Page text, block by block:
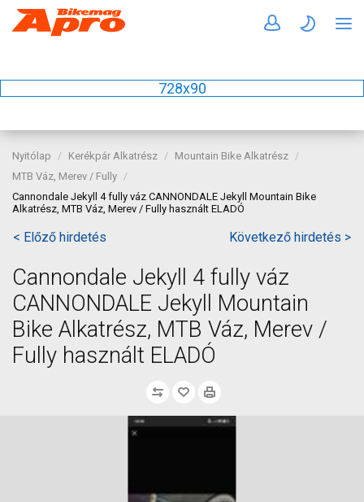
728x90
Nyitólap Kerékpár Alkatrész
Mountain Bike Alkatrész
MTB Váz, Merev / Fully
Cannondale Jekyll 4 fully váz CANNONDALE Jekyll Mountain Bike
Alkatrész, MTB Váz, Merev / Fully használt ELADÓ
< Előző hirdetés Következő hirdetés >
Cannondale Jekyll 4 fully váz
CANNONDALE Jekyll Mountain
Bike Alkatrész, MTB Váz, Merev /
Fully használt ELADÓ